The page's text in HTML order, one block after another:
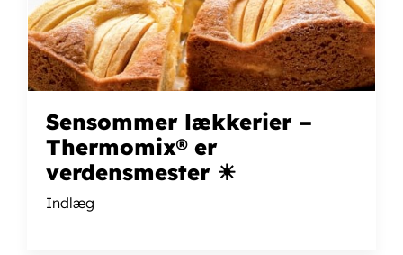
Sensommer lækkerier –
Thermomix® er
verdensmester ☀
Indlæg